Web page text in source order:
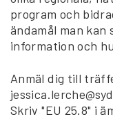
program och
ändamål man
information och
Anmäl dig till
Skriv "EU 25.8" i